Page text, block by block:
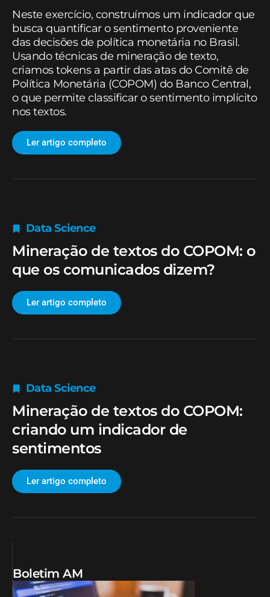
Neste exercício, construímos um indicador que
busca quantificar o sentimento proveniente
das decisões de política monetária no Brasil.
Usando técnicas de mineração de texto,
criamos tokens a partir das atas do Comitê de
Política Monetária (COPOM) do Banco Central,
o que permite classificar o sentimento implícito
nos textos.
Ler artigo completo
Data Science
Mineração de textos do COPOM: o
que os comunicados dizem?
Ler artigo completo
Data Science
Mineração de textos do COPOM:
criando um indicador de
sentimentos
Ler artigo completo
Boletim AM